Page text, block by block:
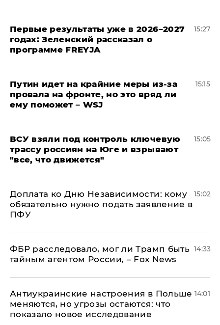
Первые результаты уже в 2026–2027
годах: Зеленский рассказал о
программе FREYJA
15:27
Путин идет на крайние меры из-за
провала на фронте, но это вряд ли
ему поможет – WSJ
15:15
ВСУ взяли под контроль ключевую
трассу россиян на Юге и взрывают
"все, что движется"
15:05
Доплата ко Дню Независимости: кому
обязательно нужно подать заявление в
ПФУ
15:02
ФБР расследовало, мог ли Трамп быть
тайным агентом России, – Fox News
14:33
Антиукраинские настроения в Польше
меняются, но угрозы остаются: что
показало новое исследование
14:01